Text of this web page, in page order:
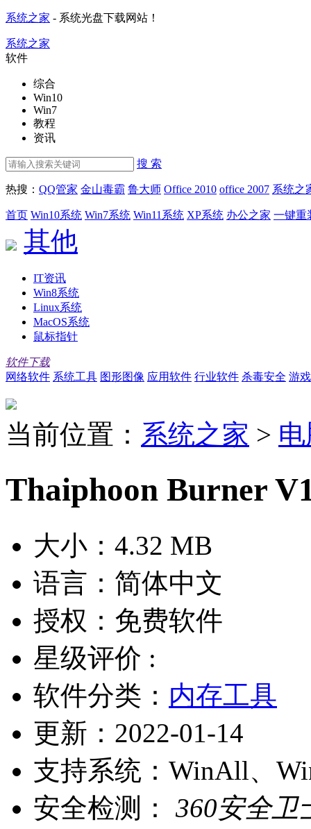
系统之家 - 系统光盘下载网站！
系统之家
软件
综合
Win10
Win7
教程
资讯
搜 索
热搜： QQ管家 金山毒霸 鲁大师 Office 2010 office 2007 系统之
首页 Win10系统 Win7系统 Win11系统 XP系统 办公之家 一键重
其他
IT资讯
Win8系统
Linux系统
MacOS系统
鼠标指针
软件下载
网络软件 系统工具 图形图像 应用软件 行业软件 杀毒安全 游
当前位置： 系统之家 >
Thaiphoon Burner
大小： 4.32 MB
语言： 简体中文
授权： 免费软件
星级评价 :
软件分类： 内存工具
更新： 2022-01-14
支持系统： WinAll、
安全检测：
360安全卫